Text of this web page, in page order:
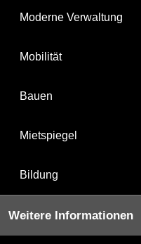
Moderne Verwaltung
Mobilität
Bauen
Mietspiegel
Bildung
Weitere Informationen